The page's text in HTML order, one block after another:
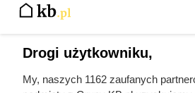
Koszt eksploatacji
Drogi użytkowniku,
My, naszych 1162 zaufanych